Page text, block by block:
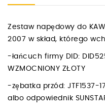
Zestaw napędowy do
2007 w skład, którego
-łańcuch firmy DID:
WZMOCNIONY ZŁOTY
-zębatka przód: JTF1537-
albo odpowiednik